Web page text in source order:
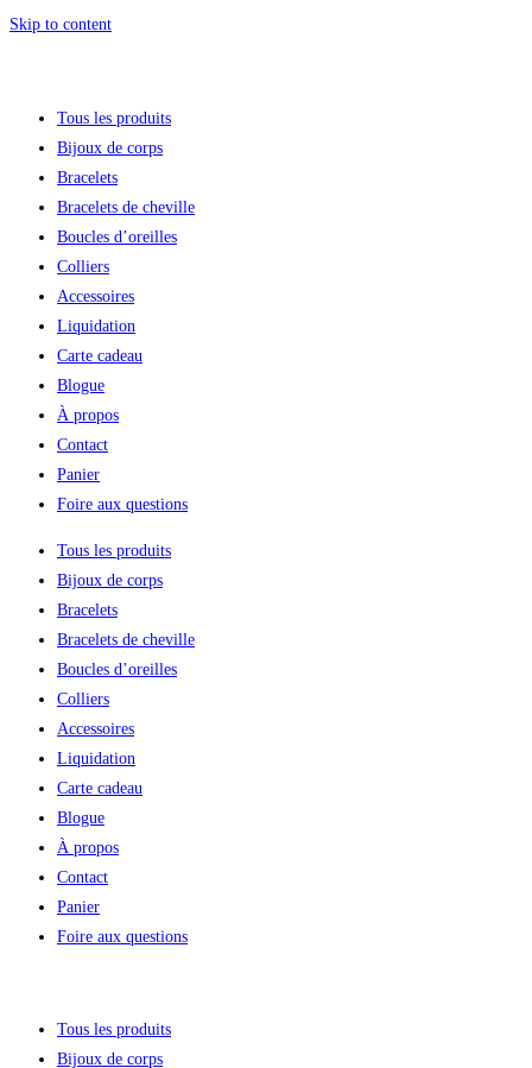
Skip to content
Tous les produits
Bijoux de corps
Bracelets
Bracelets de cheville
Boucles d’oreilles
Colliers
Accessoires
Liquidation
Carte cadeau
Blogue
À propos
Contact
Panier
Foire aux questions
Tous les produits
Bijoux de corps
Bracelets
Bracelets de cheville
Boucles d’oreilles
Colliers
Accessoires
Liquidation
Carte cadeau
Blogue
À propos
Contact
Panier
Foire aux questions
Tous les produits
Bijoux de corps